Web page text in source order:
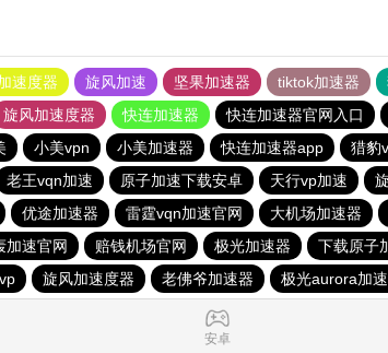
速度器 旋风加速 坚果加速器 tiktok加速器
旋风加速度器 快连加速器 快连加速器官网入口
小美vpn 小美加速器 快连加速器app 猎豹
老王vqn加速 原子加速下载安卓 天行vp加速
优途加速器 雷霆vqn加速官网 大机场加速器
加速官网 赔钱机场官网 极光加速器 下载原子
旋风加速度器 老佛爷加速器 极光aurora加
安卓